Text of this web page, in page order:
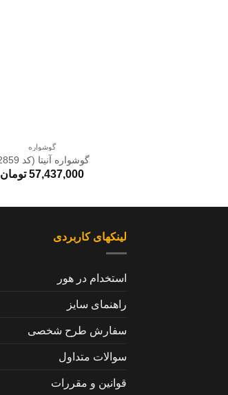
گوشواره
گوشواره آنیتا (کد 2859)
57,437,000 تومان
لینکهای کاربردی
استخدام در هور
راهنمای سایز
سفارش طرح شخصی
سوالات متداول
قوانین و مقررات